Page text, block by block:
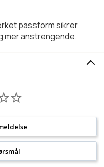
passform sikrer
mer anstrengende.